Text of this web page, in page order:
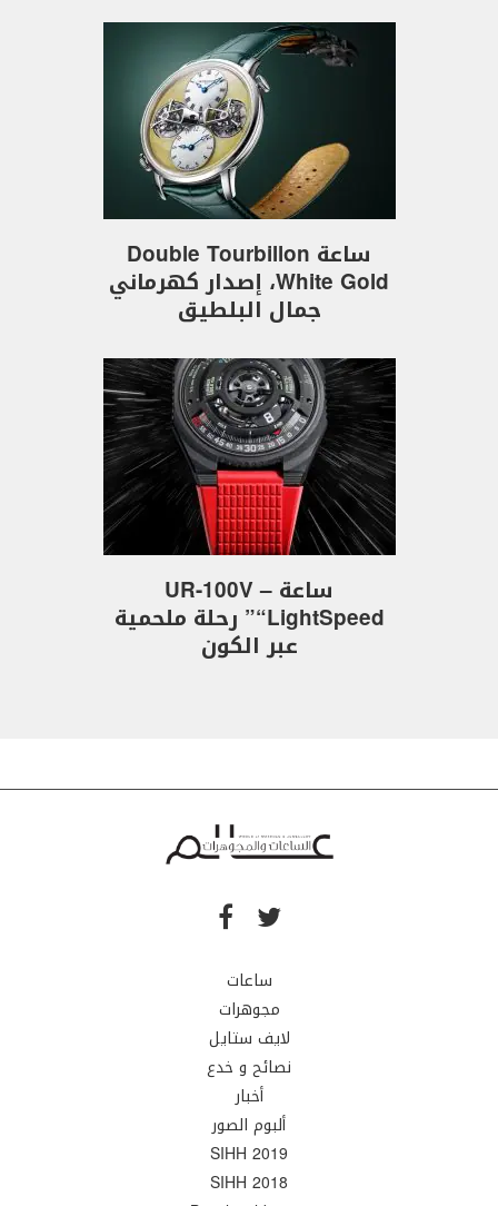
ساعة Double Tourbillon
White Gold، إصدار كهرماني
جمال البلطيق
ساعة UR-100V –
“LightSpeed” رحلة ملحمية
عبر الكون
ساعات
مجوهرات
لايف ستايل
نصائح و خدع
أخبار
ألبوم الصور
SIHH 2019
SIHH 2018